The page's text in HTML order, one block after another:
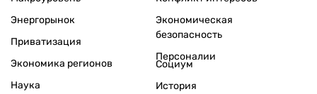
Энергорынок
Приватизация
Экономика регионов
Экономическая
безопасность
Персоналии
Наука
Социум
История